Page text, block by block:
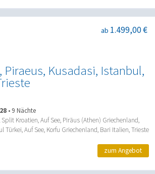
Piraeus, Kusadasi, Istanbul,
ab 1.499,00 €
• 9 Nächte
Kroatien, Auf See, Piräus (Athen) Griechenland,
Türkei, Auf See, Korfu Griechenland, Bari Italien, Trieste
zum Angebot